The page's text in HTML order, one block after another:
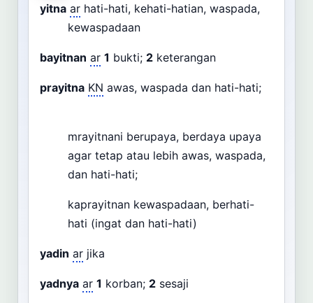
Dashboard Pencarian
yitna ar hati-hati, kehati-hatian, waspada,
kewaspadaan
bayitnan ar 1 bukti; 2 keterangan
prayitna KN awas, waspada dan hati-hati;
mrayitnani berupaya, berdaya upaya
agar tetap atau lebih awas, waspada,
dan hati-hati;
kaprayitnan kewaspadaan, berhati-
hati (ingat dan hati-hati)
yadin ar jika
yadnya ar 1 korban; 2 sesaji